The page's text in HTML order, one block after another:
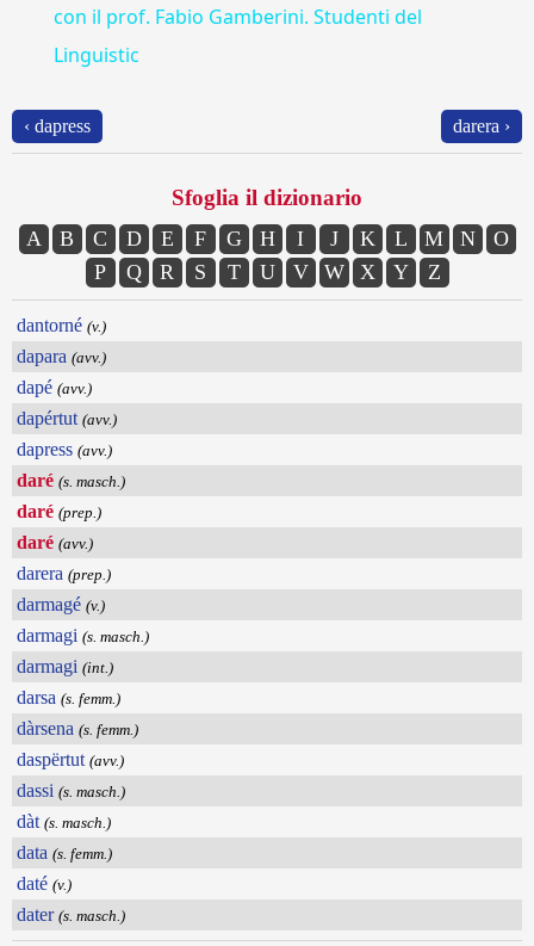
con il prof. Fabio Gamberini. Studenti del
Linguistic
‹ dapress darera ›
Sfoglia il dizionario
A B C D E F G H I J K L M N
O
P
Q R S T U V W X Y Z
dantorné (v.)
dapara (avv.)
dapé (avv.)
dapértut (avv.)
dapress (avv.)
daré (s. masch.)
daré (prep.)
daré (avv.)
darera (prep.)
darmagé (v.)
darmagi (s. masch.)
darmagi (int.)
darsa (s. femm.)
dàrsena (s. femm.)
daspërtut (avv.)
dassi (s. masch.)
dàt (s. masch.)
data (s. femm.)
daté (v.)
dater (s. masch.)